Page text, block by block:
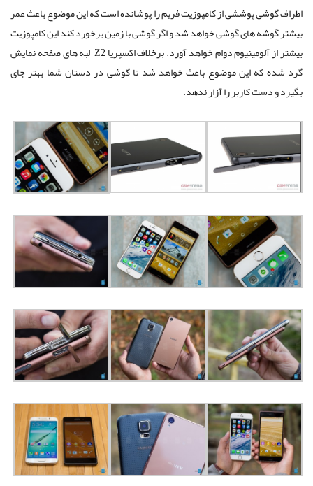
اطراف گوشی پوششی از کامپوزیت فریم را پوشانده است که این موضوع باعث عمر
بیشتر گوشه های گوشی خواهد شد و اگر گوشی با زمین برخورد کند این کامپوزیت
بیشتر از آلومینیوم دوام خواهد آورد. برخلاف اکسپریا Z2 لبه های صفحه نمایش
گرد شده که این موضوع باعث خواهد شد تا گوشی در دستان شما بهتر جای
بگیرد و دست کاربر را آزار ندهد.